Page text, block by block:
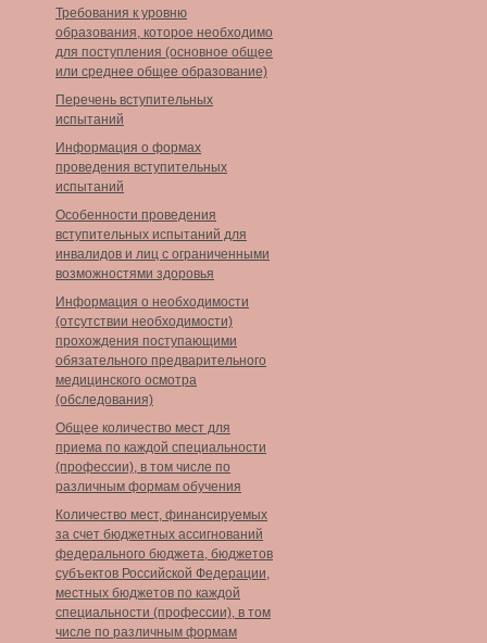
Требования к уровню
образования, которое необходимо
для поступления (основное общее
или среднее общее образование)
Перечень вступительных
испытаний
Информация о формах
проведения вступительных
испытаний
Особенности проведения
вступительных испытаний для
инвалидов и лиц с ограниченными
возможностями здоровья
Информация о необходимости
(отсутствии необходимости)
прохождения поступающими
обязательного предварительного
медицинского осмотра
(обследования)
Общее количество мест для
приема по каждой специальности
(профессии), в том числе по
различным формам обучения
Количество мест, финансируемых
за счет бюджетных ассигнований
федерального бюджета, бюджетов
субъектов Российской Федерации,
местных бюджетов по каждой
специальности (профессии), в том
числе по различным формам